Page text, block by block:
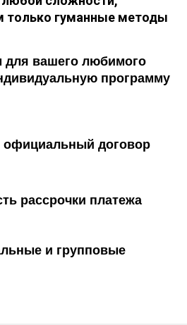
только гуманные методы
для вашего любимого
программу
официальный договор
рассрочки платежа
и групповые